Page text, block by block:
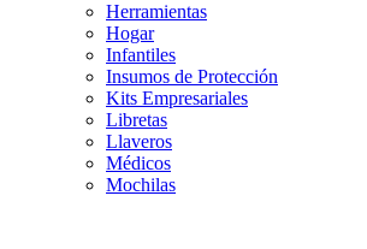
Herramientas
Hogar
Infantiles
Insumos de Protección
Kits Empresariales
Libretas
Llaveros
Médicos
Mochilas